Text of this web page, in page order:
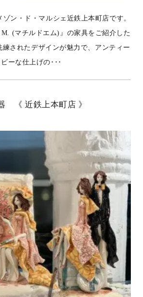
ン・ド・マルシェ近鉄上本町店です。
(マチルドエム)』の家具をご紹介した
されたデザインが魅力で、アンティー
ーな仕上げの･･･
《 近鉄上本町店 》